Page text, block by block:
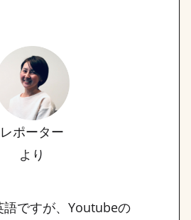
レポーター
より
語ですが、Youtubeの